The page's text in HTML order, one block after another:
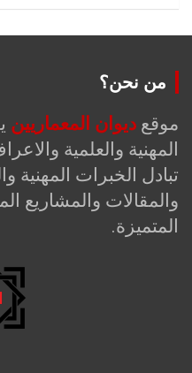
من نحن؟
موقع ديوان المعماريين
المهنية والعلمية
تبادل الخبرات المهنية
والمقالات والمشاريع
المتميزة.